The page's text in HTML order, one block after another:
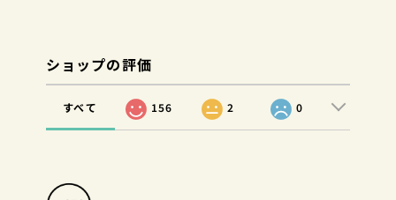
ショップの評価
すべて 156 2 0